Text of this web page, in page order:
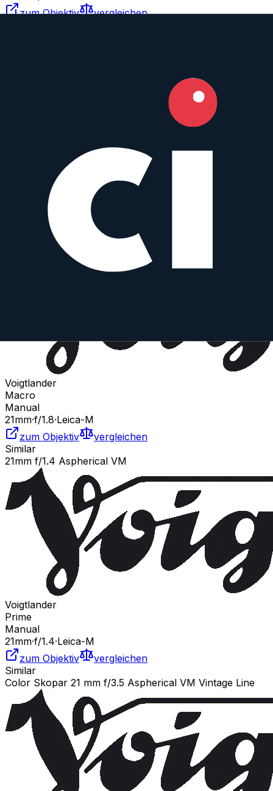
zum Objektiv
vergleichen
Leica
3.4
Leica-M
zum Objektiv
Ultron 21 mm f/1.8
Voigtlander
Macro
Manual
21mm·f/1.8·Leica-M
zum Objektiv
vergleichen
Similar
21mm f/1.4 Aspherical VM
Voigtlander
Prime
Manual
21mm·f/1.4·Leica-M
zum Objektiv
vergleichen
Similar
Color Skopar 21 mm f/3.5 Aspherical VM Vintage Line